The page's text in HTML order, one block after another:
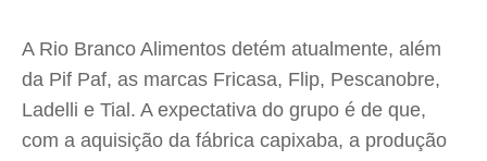
A Rio Branco Alimentos detém atualmente, além
da Pif Paf, as marcas Fricasa, Flip, Pescanobre,
Ladelli e Tial. A expectativa do grupo é de que,
com a aquisição da fábrica capixaba, a produção